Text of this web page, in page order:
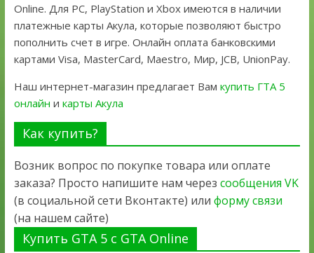
Online. Для PC, PlayStation и Xbox имеются в наличии
платежные карты Акула, которые позволяют быстро
пополнить счет в игре. Онлайн оплата банковскими
картами Visa, MasterCard, Maestro, Мир, JCB, UnionPay.
Наш интернет-магазин предлагает Вам купить ГТА 5
онлайн и карты Акула
Как купить?
Возник вопрос по покупке товара или оплате
заказа? Просто напишите нам через сообщения VK
(в социальной сети Вконтакте) или форму связи
(на нашем сайте)
Купить GTA 5 с GTA Online